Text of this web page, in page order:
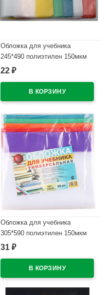
Обложка для учебника
245*490 полиэтилен 150мкм
универсальная М арт У 245
22 ₽
Обложка для учебника
305*590 полиэтилен 150мкм
универсальная М арт У 305
31 ₽